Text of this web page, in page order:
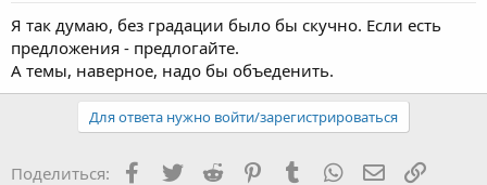
Я так думаю, без градации было бы скучно. Если есть
предложения - предлогайте.
А темы, наверное, надо бы объеденить.
Для ответа нужно войти/зарегистрироваться
Поделиться: Facebook
TwitterReddit PinterestTumblr WhatsApp Ссылка